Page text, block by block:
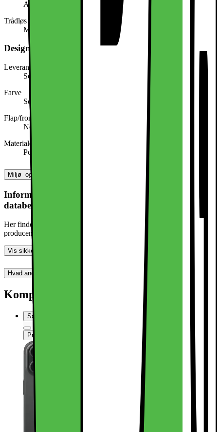
Apple
Trådløs opladningsteknologi
MagSafe-kompatibel
Design, form og placering
Leverandørens farve
Sort
Farve
Sort
Flap/frontcover
Nej
Materiale
Polyethylene
Miljø- og sikkerhedsoplysninger
Information om produktsikkerhed og
databehandling
Her finder du information om generel produktsikkerhed og
producentinformation
Vis sikkerhedsoplysninger
Hvad andre synes (0) Dette produkt er endnu ikke blevet bedømt.
Kompatibel med
Sammenlign
Produktdatablad